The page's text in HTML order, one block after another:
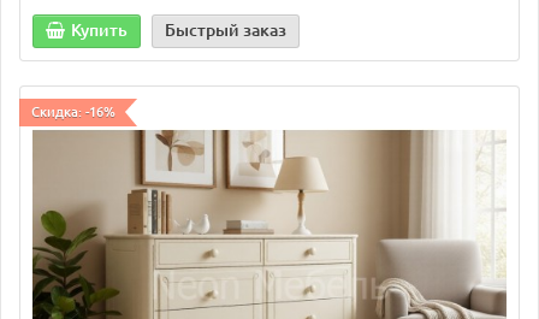
Купить Быстрый заказ
Скидка: -16%